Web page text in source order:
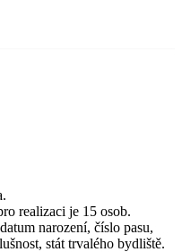
realizaci je 15 osob.
narození, číslo pasu,
stát trvalého bydliště.